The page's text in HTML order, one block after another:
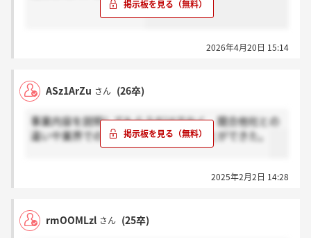
2026年4月20日 15:14
ASz1ArZu さん (26卒)
事業内容を説明してもらうだけでなく、競合他社との
違いや業界での強みについても学ぶことができた。
2025年2月2日 14:28
rmOOMLzl さん (25卒)